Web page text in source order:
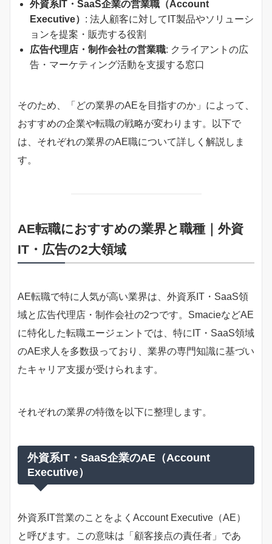
外資系IT・SaaS企業の営業職（Account
Executive） : 法人顧客に対してIT製品やソリューシ
ョンを提案・販売する役割
広告代理店・制作会社の営業職: クライアントの広
告・マーケティング活動を支援する窓口
そのため、「どの業界のAEを目指すのか」によって、
おすすめの企業や転職の戦略が変わります。以下で
は、それぞれの業界のAE職について詳しく解説しま
す。
AE転職におすすめの業界と職種｜外資
IT・広告の2大領域
AE転職で特に人気が高い業界は、外資系IT・SaaS領
域と広告代理店・制作会社の2つです。SmacieなどAE
に特化した転職エージェントでは、特にIT・SaaS領域
のAE求人を多数扱っており、業界の専門知識に基づい
たキャリア支援が受けられます。
それぞれの業界の特徴を以下に整理します。
外資系IT・SaaS企業のAE（Account
Executive）
外資系IT営業のことをよくAccount Executive（AE）
と呼びます。この意味は「顧客接点の責任者」であ